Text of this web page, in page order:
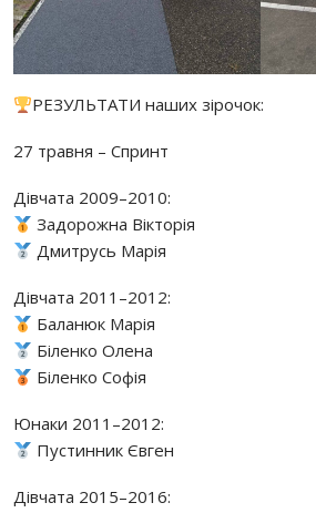
РЕЗУЛЬТАТИ наших зірочок:
27 травня – Спринт
Дівчата 2009–2010:
Задорожна Вікторія
Дмитрусь Марія
Дівчата 2011–2012:
Баланюк Марія
Біленко Олена
Біленко Софія
Юнаки 2011–2012:
Пустинник Євген
Дівчата 2015–2016: